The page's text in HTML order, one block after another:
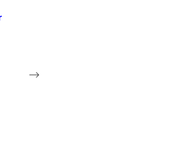
-->